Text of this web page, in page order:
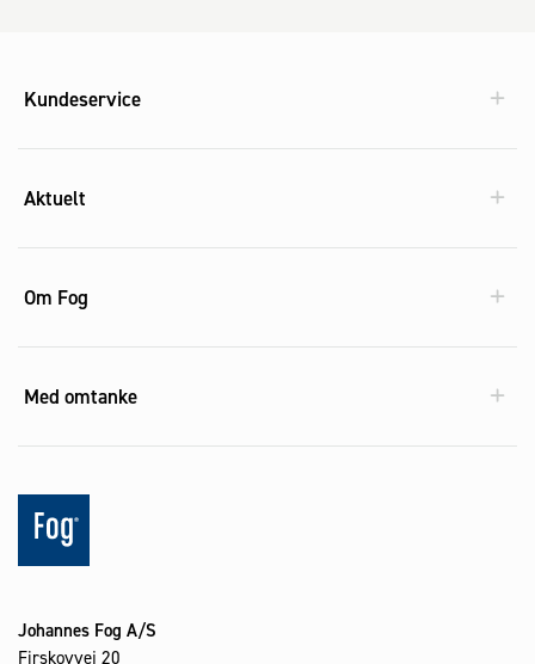
Kundeservice
Aktuelt
Om Fog
Med omtanke
Johannes Fog A/S
Firskovvej 20